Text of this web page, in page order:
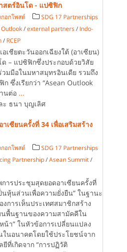
สตร์อินโด - แปซิฟิก
อกโพสต์
SDG 17 Partnerships
/external partners / Indo-
/ RCEP
เชียตะวันออกเฉียงใต้ (อาเซียน)
– แปซิฟิกซึ่งประกอบด้วยวิสัย
มมือในมหาสมุทรอินเดีย รวมถึง
ซึ่งเรียกว่า “Asean Outlook
นต่อ ...
ะ ธนา บุญเลิศ
เซียนครั้งที่ 34 เพื่อเสริมสร้าง
อกโพสต์
SDG 17 Partnerships
Partnership /Asean Summit /
การประชุมสุดยอดอาเซียนครั้งที่
นหุ้นส่วนเพื่อความยั่งยืน” ในฐานะ
การเห็นประเทศสมาชิกสร้าง
พื้นฐานของความสามัคคีใน
า” ในหัวข้อการเปลี่ยนแปลง
ในอนาคตโดยใช้ประโยชน์จาก
ที่เกิดจาก “การปฏิวัติ